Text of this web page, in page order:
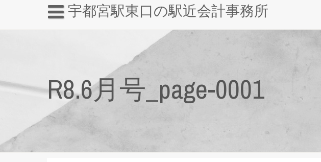
宇都宮駅東口の駅近会計事務所
R8.6月号_page-0001